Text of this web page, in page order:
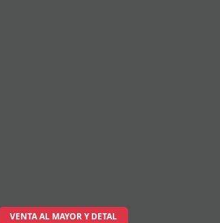
VENTA AL MAYOR Y DETAL